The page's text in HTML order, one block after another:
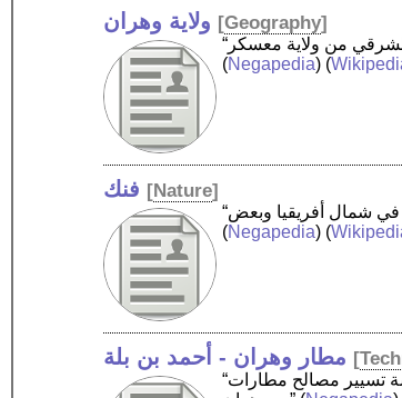
ولاية وهران [Geography]
(Negapedia) (
فنك [Nature]
(Negapedia) (
مطار وهران - أحمد بن بلة [
“مطار وهران - أحمد بن بلة ، هو مطار دولي يخدم وهران، ويبعد عن وسط مدينة وهران حوالي 12 كلم. ويتم تشغيله من طرف مؤسسة تسيير مصالح مطارات